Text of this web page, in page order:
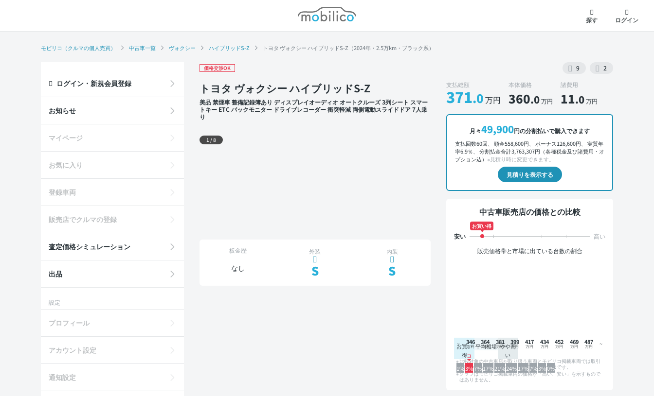
モビリコ
探す
ログイン
モビリコ（クルマの個人売買） 中古車一覧 ヴォクシー ハイブリッドS-Z トヨタ ヴォクシー ハイブリッドS-Z（2024年・2.5万km・ブラック系）
価格交渉OK 9 2
トヨタ ヴォクシー ハイブリッドS-Z
美品 禁煙車 整備記録簿あり ディスプレイオーディオ オートクルーズ 3列シート スマー
トキー ETC バックモニター ドライブレコーダー 衝突軽減 両側電動スライドドア 7人乗
り
1 /8
支払総額
371.0万円
本体価格
360.0万円
諸費用
11.0万円
月々49,900円の分割払いで購入できます
支払回数60回、 頭金558,600円、 ボーナス126,600円、 実質年
率6.9％、 分割払金合計3,763,307円（各種税金及び諸費用・オ
プション込） ※見積り時に変更できます。
見積りを表示する
中古車販売店の価格との比較
お買い得
販売価格帯と市場に出ている台数の割合
お買い
得
平均相場 やや高
い
1%3%7%17%21%24%17%7%3%0%
346 364 381 399 417 434 452 469 487
比較対象の中古車店が取り扱う車両とモビリコ掲載車両では取引
形態や条件が異なるため、グラフは参考情報です。
グラフはモビリコ掲載車両の価格が「高い、安い」を示すもので
はありません。
板金歴
なし
外装
S
内装
S
ログイン・新規会員登録
お知らせ
マイページ
お気に入り
登録車両
販売店でクルマの登録
査定価格シミュレーション
出品
設定
プロフィール
アカウント設定
通知設定